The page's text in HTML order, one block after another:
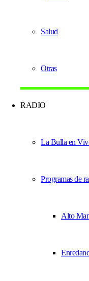
Salud
Otras
RADIO
La Bulla en
Programas de
Alto